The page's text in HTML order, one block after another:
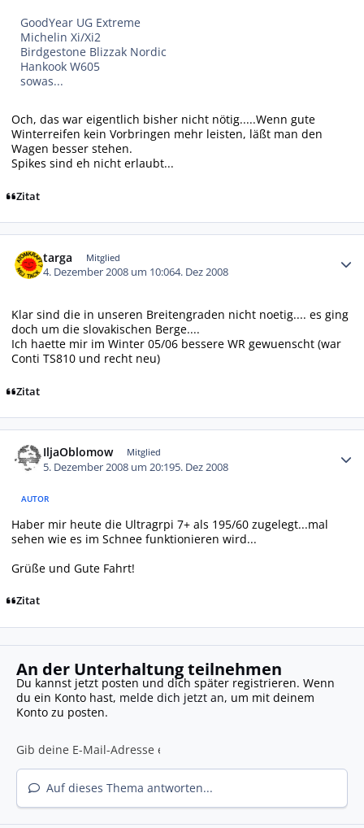
GoodYear UG Extreme
Michelin Xi/Xi2
Birdgestone Blizzak Nordic
Hankook W605
sowas...
Och, das war eigentlich bisher nicht nötig.....Wenn gute
Winterreifen kein Vorbringen mehr leisten, läßt man den
Wagen besser stehen.
Spikes sind eh nicht erlaubt...
Zitat
targa Mitglied
4. Dezember 2008 um 10:064. Dez 2008
Klar sind die in unseren Breitengraden nicht noetig.... es ging
doch um die slovakischen Berge....
Ich haette mir im Winter 05/06 bessere WR gewuenscht (war
Conti TS810 und recht neu)
Zitat
IljaOblomow Mitglied
5. Dezember 2008 um 20:195. Dez 2008
AUTOR
Haber mir heute die Ultragrpi 7+ als 195/60 zugelegt...mal
sehen wie es im Schnee funktionieren wird...
Grüße und Gute Fahrt!
Zitat
An der Unterhaltung teilnehmen
Du kannst jetzt posten und dich später registrieren. Wenn
du ein Konto hast, melde dich jetzt an, um mit deinem
Konto zu posten.
Auf dieses Thema antworten...